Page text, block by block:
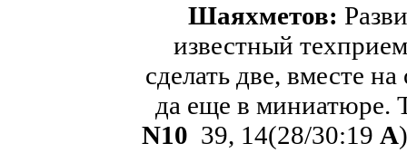
Шаяхметов:
известный
сделать две, вместе
да еще в
N10 39, 14(28/30:19 A